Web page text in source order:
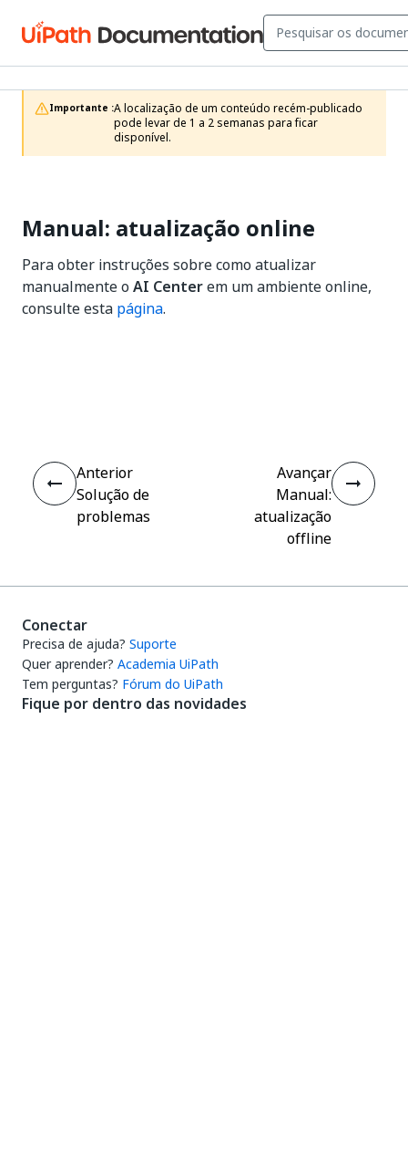
Importante :A localização de um conteúdo recém-publicado
pode levar de 1 a 2 semanas para ficar
disponível.
Manual: atualização online
Para obter instruções sobre como atualizar
manualmente o AI Centerem um ambiente online,
consulte esta página.
Anterior
Solução de
problemas
Avançar
Manual:
atualização
offline
Conectar
Precisa de ajuda? Suporte
Quer aprender? Academia UiPath
Tem perguntas? Fórum do UiPath
Fique por dentro das novidades